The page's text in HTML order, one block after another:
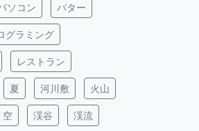
ソコン バター
グラミング
レストラン
夏 河川敷 火山
空 渓谷 渓流